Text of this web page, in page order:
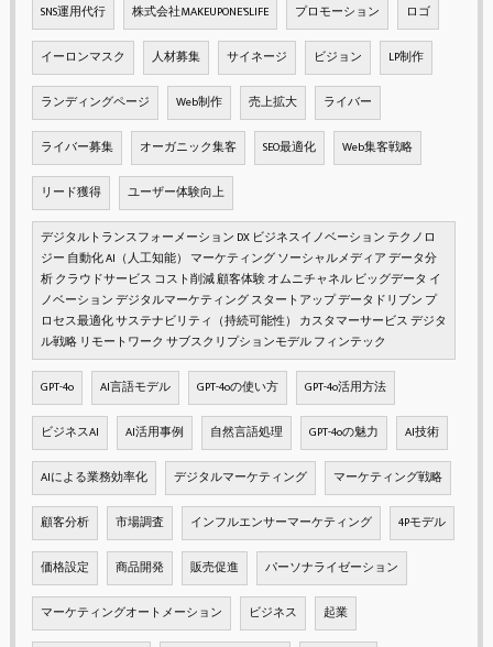
SNS運用代行 株式会社MAKEUPONE'SLIFE プロモーション ロゴ
イーロンマスク 人材募集 サイネージ ビジョン LP制作
ランディングページ Web制作 売上拡大 ライバー
ライバー募集 オーガニック集客 SEO最適化 Web集客戦略
リード獲得 ユーザー体験向上
デジタルトランスフォーメーション DX ビジネスイノベーション テクノロ
ジー 自動化 AI（人工知能） マーケティング ソーシャルメディア データ分
析 クラウドサービス コスト削減 顧客体験 オムニチャネル ビッグデータ イ
ノベーション デジタルマーケティング スタートアップ データドリブン プ
ロセス最適化 サステナビリティ（持続可能性） カスタマーサービス デジタ
ル戦略 リモートワーク サブスクリプションモデル フィンテック
GPT-4o AI言語モデル GPT-4oの使い方 GPT-4o活用方法
ビジネスAI AI活用事例 自然言語処理 GPT-4oの魅力 AI技術
AIによる業務効率化 デジタルマーケティング マーケティング戦略
顧客分析 市場調査 インフルエンサーマーケティング 4Pモデル
価格設定 商品開発 販売促進 パーソナライゼーション
マーケティングオートメーション ビジネス 起業